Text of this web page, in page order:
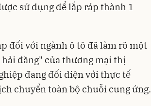
sử dụng để lắp ráp thành 1
đối với ngành ô tô đã làm rõ một
đăng" của thương mại thị
đang đối diện với thực tế
chuyển toàn bộ chuỗi cung ứng.